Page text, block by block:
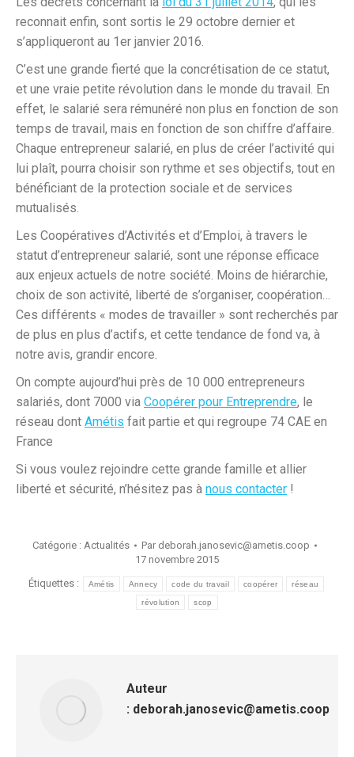
reconnait enfin, sont sortis le 29 octobre dernier et
s’appliqueront au 1er janvier 2016.
C’est une grande fierté que la concrétisation de ce statut,
et une vraie petite révolution dans le monde du travail. En
effet, le salarié sera rémunéré non plus en fonction de son
temps de travail, mais en fonction de son chiffre d’affaire.
Chaque entrepreneur salarié, en plus de créer l’activité qui
lui plaît, pourra choisir son rythme et ses objectifs, tout en
bénéficiant de la protection sociale et de services
mutualisés.
Les Coopératives d’Activités et d’Emploi, à travers le
statut d’entrepreneur salarié, sont une réponse efficace
aux enjeux actuels de notre société. Moins de hiérarchie,
choix de son activité, liberté de s’organiser, coopération…
Ces différents « modes de travailler » sont recherchés par
de plus en plus d’actifs, et cette tendance de fond va, à
notre avis, grandir encore.
On compte aujourd’hui près de 10 000 entrepreneurs
salariés, dont 7000 via Coopérer pour Entreprendre, le
réseau dont Amétis fait partie et qui regroupe 74 CAE en
France
Si vous voulez rejoindre cette grande famille et allier
liberté et sécurité, n’hésitez pas à nous contacter !
Catégorie : Actualités Par deborah.janosevic@ametis.coop
17 novembre 2015
Étiquettes : Amétis Annecy code du travail coopérer réseau
révolution scop
Auteur
: deborah.janosevic@ametis.coop